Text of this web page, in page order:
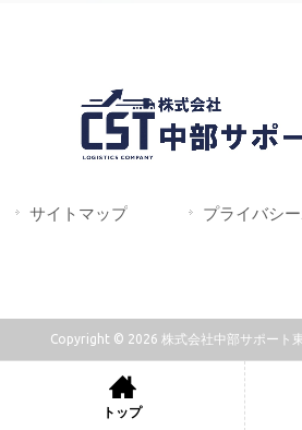
サイトマップ プライバシ
Copyright © 2026 株式会社中部サポート
トップ